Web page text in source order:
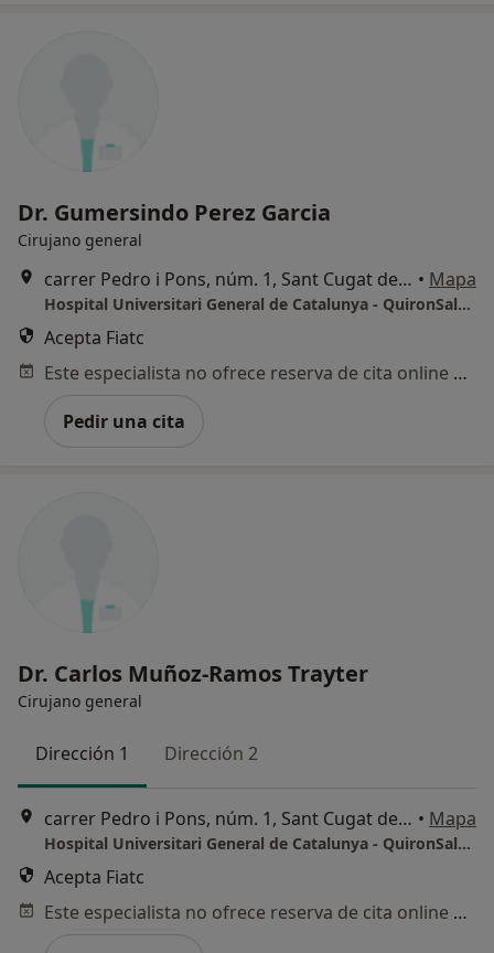
Dr. Gumersindo Perez Garcia
Cirujano general
carrer Pedro i Pons, núm. 1, Sant Cugat del Vallès • Mapa
Hospital Universitari General de Catalunya - QuironSalud
Acepta Fiatc
Este especialista no ofrece reserva de cita online en esta dirección.
Pedir una cita
Dr. Carlos Muñoz-Ramos Trayter
Cirujano general
Dirección 1 Dirección 2
carrer Pedro i Pons, núm. 1, Sant Cugat del Vallès • Mapa
Hospital Universitari General de Catalunya - QuironSalud
Acepta Fiatc
Este especialista no ofrece reserva de cita online en esta dirección.